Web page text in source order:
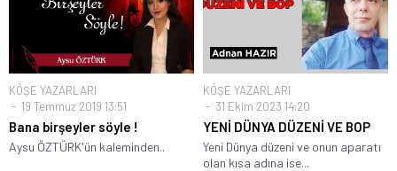
KÖŞE YAZARLARI
19 Temmuz 2019 13:51
Bana birşeyler söyle !
Aysu ÖZTÜRK'ün kaleminden..
KÖŞE YAZARLARI
31 Ekim 2023 14:20
YENİ DÜNYA DÜZENİ VE BOP
Yeni Dünya düzeni ve onun aparatı
olan kısa adına ise...